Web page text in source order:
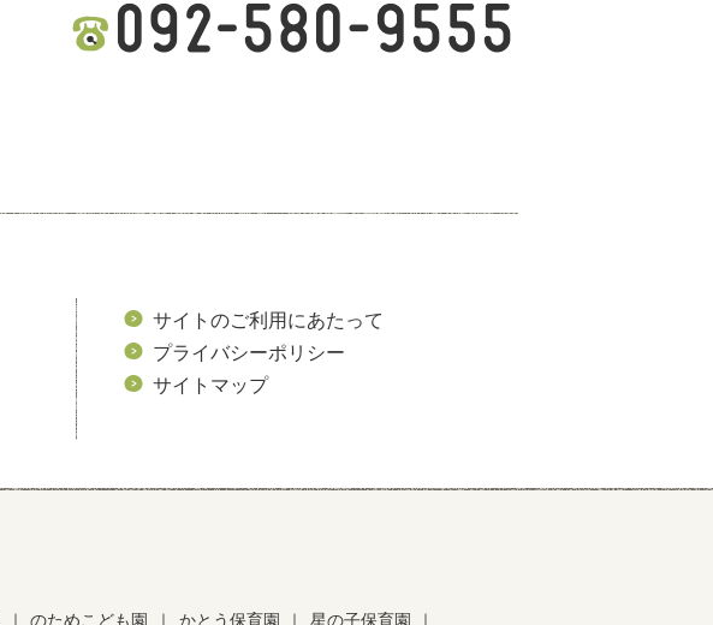
サイトのご利用にあたって
プライバシーポリシー
サイトマップ
｜ のためこども園 ｜ かとう保育園 ｜ 星の子保育園 ｜